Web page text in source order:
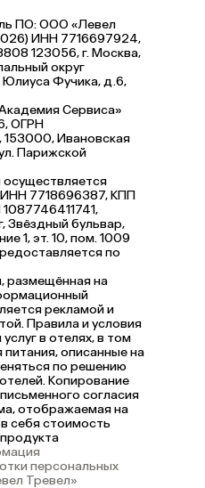
ПО: ООО «Левел
ИНН 7716697924,
123056, г. Москва,
округ
Юлиуса Фучика, д.6,
Сервиса»
ОГРН
Ивановская
Парижской
7718696387, КПП
Звёздный бульвар,
1, эт. 10, пом. 1009
по
размещённая на
рекламой и
Правила и условия
в отелях, в том
питания, описанные на
по решению
Копирование
согласия
отображаемая на
себя стоимость
персональных
Тревел»